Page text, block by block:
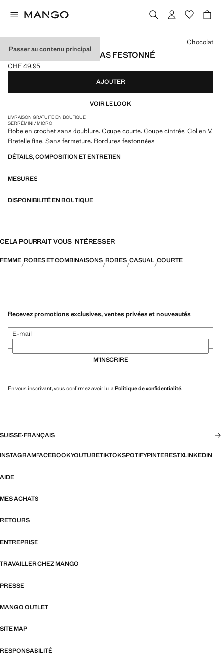
Passer au contenu principal
ROBE EN CROCHET À BAS FESTONNÉ
Prix actuel [CHF 49,95 ]
CHF 49,95
Choisissez une couleur
Chocolat
AJOUTER
VOIR LE LOOK
LIVRAISON GRATUITE EN BOUTIQUE
SERRÉMINI / MICRO
Robe en crochet sans doublure. Coupe courte. Coupe cintrée. Col en V.
Bretelle fine. Sans fermeture. Bordures festonnées
DÉTAILS, COMPOSITION ET ENTRETIEN
MESURES
DISPONIBILITÉ EN BOUTIQUE
CELA POURRAIT VOUS INTÉRESSER
FEMME ROBES ET COMBINAISONS ROBES CASUAL COURTE
Recevez promotions exclusives, ventes privées et nouveautés
E-mail
M’INSCRIRE
En vous inscrivant, vous confirmez avoir lu la Politique de confidentialité.
SUISSE·FRANÇAIS
INSTAGRAMFACEBOOKYOUTUBETIKTOKSPOTIFYPINTERESTXLINKEDIN
AIDE
MES ACHATS
RETOURS
ENTREPRISE
TRAVAILLER CHEZ MANGO
PRESSE
MANGO OUTLET
SITE MAP
RESPONSABILITÉ